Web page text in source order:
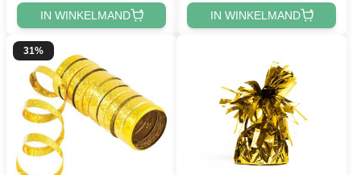
IN WINKELMAND IN WINKELMAND
31%